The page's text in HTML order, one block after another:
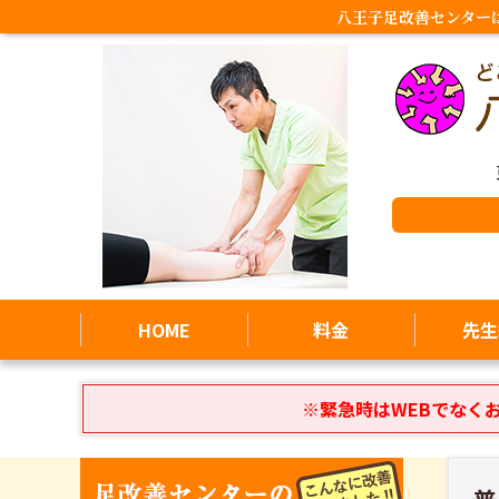
八王子足改善センタ
HOME 料金 先
※緊急時はWEBでなく